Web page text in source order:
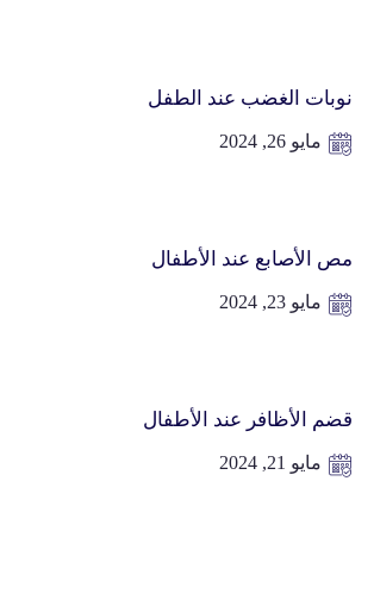
نوبات الغضب عند الطفل
مايو 26, 2024
مص الأصابع عند الأطفال
مايو 23, 2024
قضم الأظافر عند الأطفال
مايو 21, 2024